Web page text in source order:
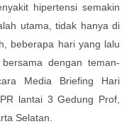
hipertensi semakin
utama, tidak hanya di
beberapa hari yang lalu
dengan teman-
Media Briefing Hari
lantai 3 Gedung Prof,
Selatan.